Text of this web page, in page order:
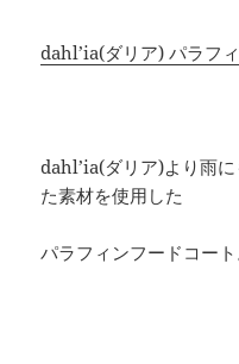
dahl’ia(ダリア) パラフ
dahl’ia(ダリア)より雨
た素材を使用した
パラフィンフードコート